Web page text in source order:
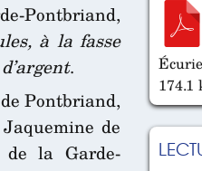
174.1
Pontbriand,
à la fasse
.
Pontbriand,
de
la Garde-